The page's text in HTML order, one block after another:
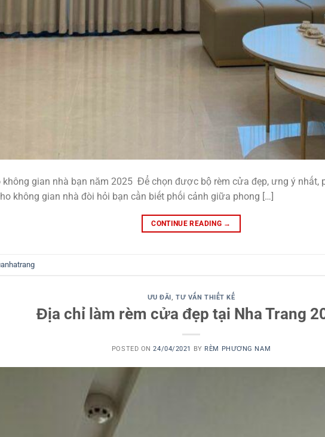
gian nhà bạn năm 2025 Để chọn được bộ rèm cửa đẹp, ưng ý
không gian nhà đòi hỏi bạn cần biết phối cảnh giữa phong […]
CONTINUE READING →
ƯU ĐÃI ,TƯ VẤN THIẾT KẾ
Địa chỉ làm rèm cửa đẹp tại Nha Trang
POSTED ON24/04/2021 BY RÈM PHƯƠNG NAM